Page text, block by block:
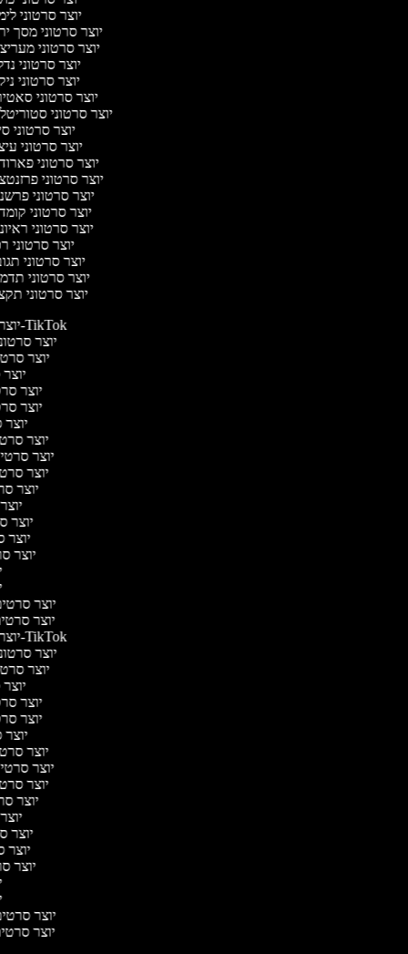
יוצר סרטוני
יוצר סרטוני מסך
יוצר סרטוני
יוצר סרטוני
יוצר סרטוני
יוצר סרטוני
יוצר סרטוני
יוצר סרטוני
יוצר סרטוני
יוצר סרטוני
יוצר סרטוני
יוצר סרטוני
יוצר סרטוני
יוצר סרטוני
יוצר סרטוני
יוצר סרטוני
יוצר סרטוני
יוצר סרטוני
יוצר סרטונים ל-TikTok
יוצר
יוצר
יוצר
יוצר
יוצר
יוצר
יוצר סרטי
יוצר
יוצר
יוצר
יוצר
יוצר
יוצר
יוצר
יוצר סרטונים ל-TikTok
יוצר
יוצר
יוצר
יוצר
יוצר
יוצר
יוצר סרטי
יוצר
יוצר
יוצר
יוצר
יוצר
יוצר
יוצר